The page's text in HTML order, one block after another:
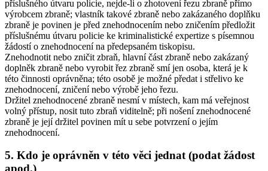
příslušného útvaru policie, nejde-li o zhotovení řezu zbraně přímo
výrobcem zbraně; vlastník takové zbraně nebo zakázaného doplňku
zbraně je povinen je před znehodnocením nebo zničením předložit
příslušnému útvaru policie ke kriminalistické expertize s písemnou
žádostí o znehodnocení na předepsaném tiskopisu.
Znehodnotit nebo zničit zbraň, hlavní část zbraně nebo zakázaný
doplněk zbraně nebo vyrobit řez zbraně smí jen osoba, která je k
této činnosti oprávněna; této osobě je možné předat i střelivo ke
znehodnocení, zničení nebo výrobě jeho řezu.
Držitel znehodnocené zbraně nesmí v místech, kam má veřejnost
volný přístup, nosit tuto zbraň viditelně; při nošení znehodnocené
zbraně je její držitel povinen mít u sebe potvrzení o jejím
znehodnocení.
5. Kdo je oprávněn v této věci jednat (podat žádost